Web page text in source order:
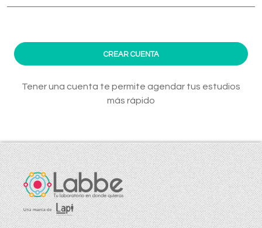
CREAR CUENTA
Tener una cuenta te permite agendar tus estudios
más rápido